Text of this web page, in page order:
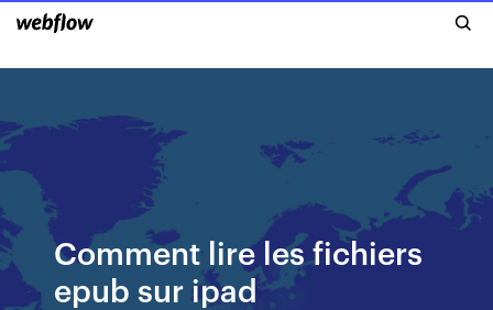
Comment lire les fichiers
epub sur ipad